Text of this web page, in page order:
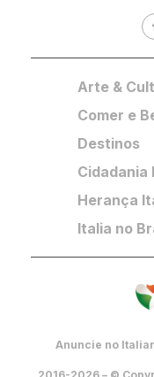
Arte &
Comer e
Destinos
Cidadania
Herança
Italia no
Anuncie no